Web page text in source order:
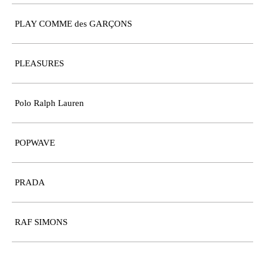
PLAY COMME des GARÇONS
PLEASURES
Polo Ralph Lauren
POPWAVE
PRADA
RAF SIMONS